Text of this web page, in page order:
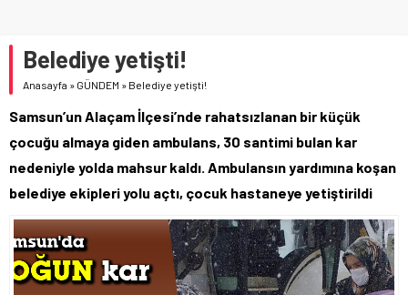
Belediye yetişti!
Anasayfa » GÜNDEM » Belediye yetişti!
Samsun’un Alaçam İlçesi’nde rahatsızlanan bir küçük
çocuğu almaya giden ambulans, 30 santimi bulan kar
nedeniyle yolda mahsur kaldı. Ambulansın yardımına koşan
belediye ekipleri yolu açtı, çocuk hastaneye yetiştirildi